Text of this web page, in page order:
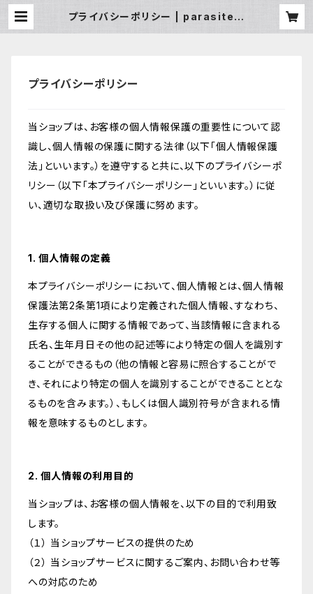
プライバシーポリシー | parasite g
プライバシーポリシー
当ショップは、お客様の個人情報保護の重要性について認
識し、個人情報の保護に関する法律（以下「個人情報保護
法」といいます。）を遵守すると共に、以下のプライバシーポ
リシー（以下「本プライバシーポリシー」といいます。）に従
い、適切な取扱い及び保護に努めます。
1. 個人情報の定義
本プライバシーポリシーにおいて、個人情報とは、個人情報
保護法第2条第1項により定義された個人情報、すなわち、
生存する個人に関する情報であって、当該情報に含まれる
氏名、生年月日その他の記述等により特定の個人を識別す
ることができるもの（他の情報と容易に照合することがで
き、それにより特定の個人を識別することができることとな
るものを含みます。）、もしくは個人識別符号が含まれる情
報を意味するものとします。
2. 個人情報の利用目的
当ショップは、お客様の個人情報を、以下の目的で利用致
します。
（１） 当ショップサービスの提供のため
（２） 当ショップサービスに関するご案内、お問い合わせ等
への対応のため